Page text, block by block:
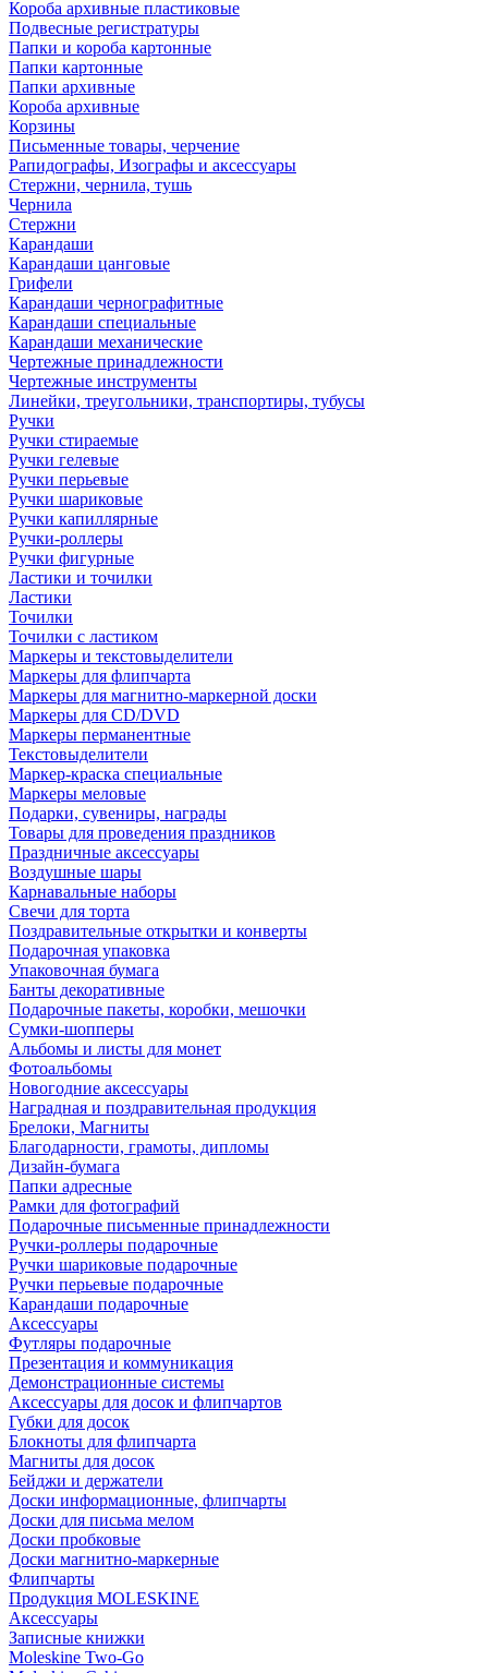
Короба архивные пластиковые
Подвесные регистратуры
Папки и короба картонные
Папки картонные
Папки архивные
Короба архивные
Корзины
Письменные товары, черчение
Рапидографы, Изографы и аксессуары
Стержни, чернила, тушь
Чернила
Стержни
Карандаши
Карандаши цанговые
Грифели
Карандаши чернографитные
Карандаши специальные
Карандаши механические
Чертежные принадлежности
Чертежные инструменты
Линейки, треугольники, транспортиры, тубусы
Ручки
Ручки стираемые
Ручки гелевые
Ручки перьевые
Ручки шариковые
Ручки капиллярные
Ручки-роллеры
Ручки фигурные
Ластики и точилки
Ластики
Точилки
Точилки с ластиком
Маркеры и текстовыделители
Маркеры для флипчарта
Маркеры для магнитно-маркерной доски
Маркеры для CD/DVD
Маркеры перманентные
Текстовыделители
Маркер-краска специальные
Маркеры меловые
Подарки, сувениры, награды
Товары для проведения праздников
Праздничные аксессуары
Воздушные шары
Карнавальные наборы
Свечи для торта
Поздравительные открытки и конверты
Подарочная упаковка
Упаковочная бумага
Банты декоративные
Подарочные пакеты, коробки, мешочки
Сумки-шопперы
Альбомы и листы для монет
Фотоальбомы
Новогодние аксессуары
Наградная и поздравительная продукция
Брелоки, Магниты
Благодарности, грамоты, дипломы
Дизайн-бумага
Папки адресные
Рамки для фотографий
Подарочные письменные принадлежности
Ручки-роллеры подарочные
Ручки шариковые подарочные
Ручки перьевые подарочные
Карандаши подарочные
Аксессуары
Футляры подарочные
Презентация и коммуникация
Демонстрационные системы
Аксессуары для досок и флипчартов
Губки для досок
Блокноты для флипчарта
Магниты для досок
Бейджи и держатели
Доски информационные, флипчарты
Доски для письма мелом
Доски пробковые
Доски магнитно-маркерные
Флипчарты
Продукция MOLESKINE
Аксессуары
Записные книжки
Moleskine Two-Go